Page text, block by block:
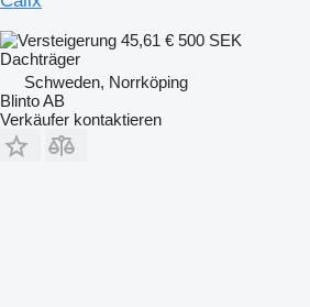
45,61 € 500 SEK
Dachträger
Schweden, Norrköping
Blinto AB
Verkäufer kontaktieren